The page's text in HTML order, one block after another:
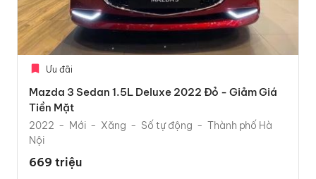
Ưu đãi
Mazda 3 Sedan 1.5L Deluxe 2022 Đỏ - Giảm Giá
Tiền Mặt
2022 Mới Xăng Số tự động
Thành phố Hà
Nội
669 triệu